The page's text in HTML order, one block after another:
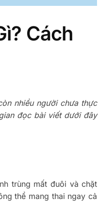
Cách
nhiều người chưa thực
đọc bài viết dưới đây
trùng mất đuôi và chặt
thể mang thai ngay cả